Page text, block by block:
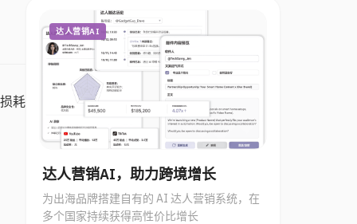
耗
达人营销AI
达人营销AI，助力跨境增长
为出海品牌搭建自有的 AI 达人营销系统，在
多个国家持续获得高性价比增长